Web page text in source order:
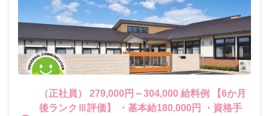
（正社員） 279,000円～304,000 給料例 【6か月
後ランクⅢ評価】 ・基本給180,000円 ・資格手